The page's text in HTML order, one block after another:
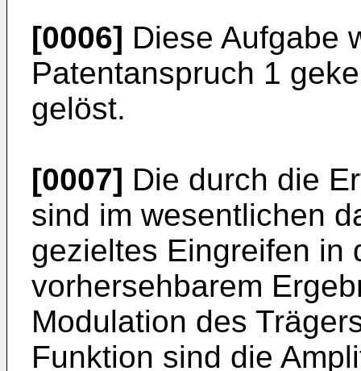
[0006] Diese Aufgabe
Patentanspruch 1
gelöst.
[0007] Die durch die
sind im wesentlichen
gezieltes Eingreifen in
vorhersehbarem
Modulation des
Funktion sind die